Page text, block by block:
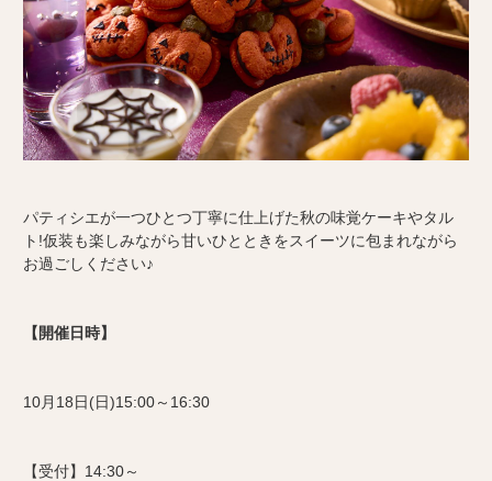
パティシエが一つひとつ丁寧に仕上げた秋の味覚ケーキやタル
ト!仮装も楽しみながら甘いひとときをスイーツに包まれながら
お過ごしください♪
【開催日時】
10月18日(日)15:00～16:30
【受付】14:30～